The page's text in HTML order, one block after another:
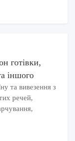
готівки,
іншого
та вивезення з
речей,